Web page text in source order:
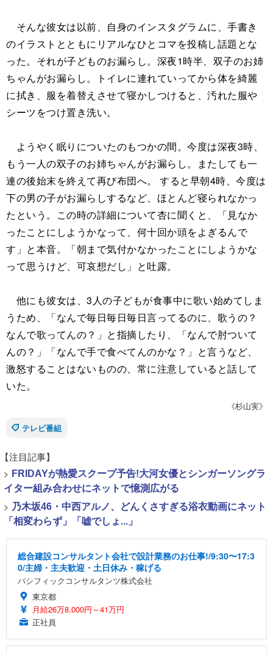
そんな彼女は以前、自身のインスタグラムに、手書き
のイラストとともにリアルなひとコマを投稿し話題とな
った。それが子どものお漏らし。深夜1時半、双子のお姉
ちゃんがお漏らし。トイレに連れていってから体を綺麗
に拭き、服を着替えさせて寝かしつけると、汚れた服や
シーツをつけ置き洗い。
ようやく眠りについたのもつかの間。今度は深夜3時、
もう一人の双子のお姉ちゃんがお漏らし。またしても一
連の後始末を終えて再び布団へ。 すると早朝4時、今度は
下の男の子がお漏らしするなど、ほとんど寝られなかっ
たという。この時の詳細について杏に聞くと、「見なか
ったことにしようかなって、何十回か頭をよぎるんで
す」と本音。「朝まで気付かなかったことにしようかな
って思うけど、可哀想だし」と吐露。
他にも彼女は、3人の子どもが食事中に歌い始めてしま
うため、「なんで毎日毎日毎日言ってるのに、歌うの？
なんで歌ってんの？」と指摘したり、「なんで肘ついて
んの？」「なんで手で食べてんのかな？」と言うなど、
激怒することはないものの、常に注意していると話して
いた。
《杉山実》
テレビ番組
【注目記事】
> FRIDAYが熱愛スクープ予告!大河女優とシンガーソングラ
イター組み合わせにネットで憶測広がる
> 乃木坂46・中西アルノ、どんくさすぎる浴衣動画にネット
「相変わらず」「嘘でしょ...」
総合建設コンサルタント会社で設計業務のお仕事!/9:30〜17:3
0/主婦・主夫歓迎・土日休み・稼げる
パシフィックコンサルタンツ株式会社
東京都
月給26万8,000円～41万円
正社員